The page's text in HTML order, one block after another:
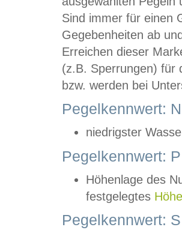
Sind immer für einen
Gegebenheiten ab
Erreichen dieser
(z.B. Sperrungen) für
bzw. werden bei
Pegelkennwert:
niedrigster
Pegelkennwert:
Höhenlage des
festgelegtes
Pegelkennwert: